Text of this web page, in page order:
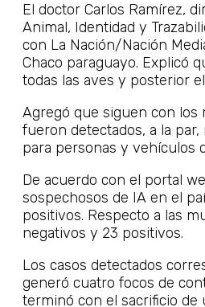
El doctor Carlos Ramírez,
Animal, Identidad y
con La Nación/Nación
Chaco paraguayo. Explicó
todas las aves y posterior
Agregó que siguen con los
fueron detectados, a la
para personas y vehículos
De acuerdo con el portal
sospechosos de IA en el
positivos. Respecto a las
negativos y 23 positivos.
Los casos detectados
generó cuatro focos de
terminó con el sacrificio de